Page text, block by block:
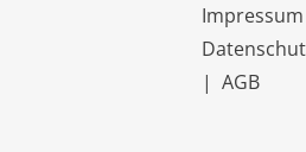
Impressum
| AGB